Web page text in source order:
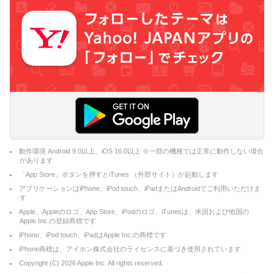
動作環境 Android 9.0以上、iOS 16.0以上 ※一部の機種では正常に動作しない場合
があります
「App Store」ボタンを押すとiTunes （外部サイト）が起動します
アプリケーションはiPhone、iPod touch、iPadまたはAndroidでご利用いただけま
す
Apple、Appleのロゴ、App Store、iPodのロゴ、iTunesは、米国および他国の
Apple Inc.の登録商標です
iPhone、iPod touch、iPadはApple Inc.の商標です
iPhone商標は、アイホン株式会社のライセンスに基づき使用されています
Copyright (C) 2026Apple Inc. All rights reserved.